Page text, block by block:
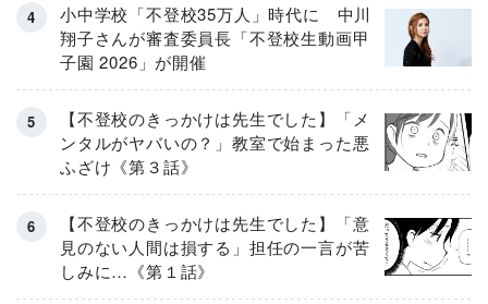
小中学校「不登校35万人」時代に 中川
翔子さんが審査委員長「不登校生動画甲
子園 2026」が開催
【不登校のきっかけは先生でした】「メ
ンタルがヤバいの？」教室で始まった悪
ふざけ《第３話》
【不登校のきっかけは先生でした】「意
見のない人間は損する」担任の一言が苦
しみに…《第１話》